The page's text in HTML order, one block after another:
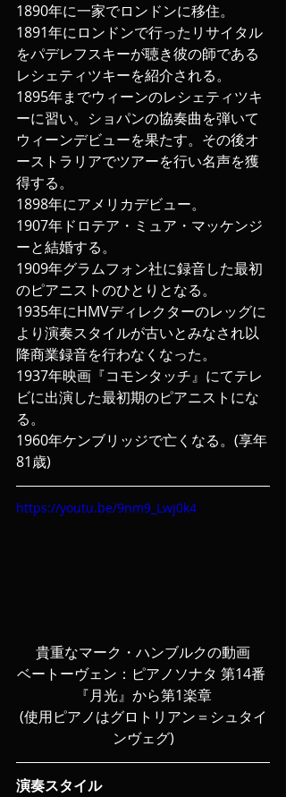
1890年に一家でロンドンに移住。
1891年にロンドンで行ったリサイタル
をパデレフスキーが聴き彼の師である
レシェティツキーを紹介される。
1895年までウィーンのレシェティツキ
ーに習い。ショパンの協奏曲を弾いて
ウィーンデビューを果たす。その後オ
ーストラリアでツアーを行い名声を獲
得する。
1898年にアメリカデビュー。
1907年ドロテア・ミュア・マッケンジ
ーと結婚する。
1909年グラムフォン社に録音した最初
のピアニストのひとりとなる。
1935年にHMVディレクターのレッグに
より演奏スタイルが古いとみなされ以
降商業録音を行わなくなった。
1937年映画『コモンタッチ』にてテレ
ビに出演した最初期のピアニストにな
る。
1960年ケンブリッジで亡くなる。(享年
81歳)
https://youtu.be/9nm9_Lwj0k4
貴重なマーク・ハンブルクの動画
ベートーヴェン：ピアノソナタ 第14番
『月光』から第1楽章
(使用ピアノはグロトリアン＝シュタイ
ンヴェグ)
演奏スタイル